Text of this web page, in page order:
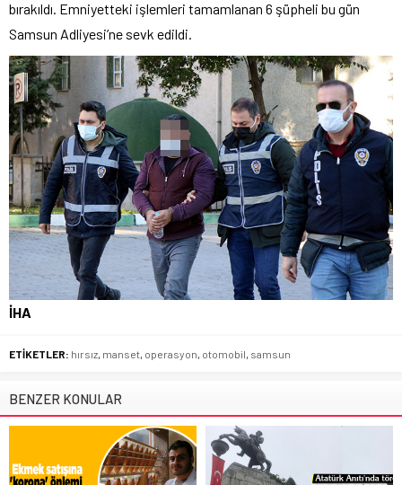
bırakıldı. Emniyetteki işlemleri tamamlanan 6 şüpheli bu gün
Samsun Adliyesi’ne sevk edildi.
İHA
ETİKETLER: hırsız, manset, operasyon, otomobil, samsun
BENZER KONULAR